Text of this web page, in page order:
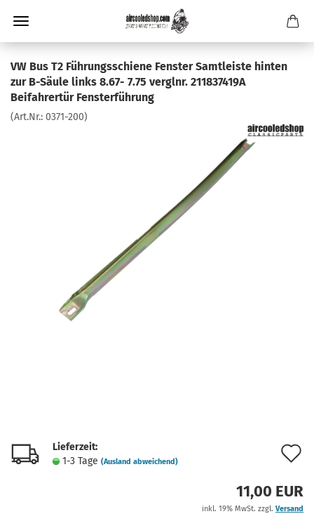
VW Bus T2 Führungsschiene Fenster Samtleiste hinten
zur B-Säule links 8.67- 7.75 verglnr. 211837419A
Beifahrertür Fensterführung
(Art.Nr.: 0371-200)
Lieferzeit:
1-3 Tage (Ausland abweichend)
11,00 EUR
inkl. 19% MwSt. zzgl. Versand